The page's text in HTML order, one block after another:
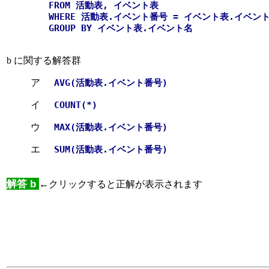
FROM 活動表, イベント表
WHERE 活動表.イベント番号 = イベント表.イベン
GROUP BY イベント表.イベント名
b に関する解答群
ア AVG(活動表.イベント番号)
イ COUNT(*)
ウ MAX(活動表.イベント番号)
エ SUM(活動表.イベント番号)
解答 b ←クリックすると正解が表示されます